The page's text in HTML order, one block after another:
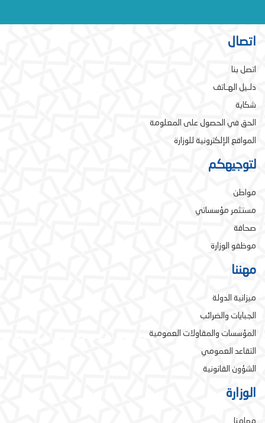
اتصال
اتصل بنا
دلـيل الهـاتف
شكاية
الحق في الحصول على المعلومة
المواقع الإلكترونية للوزارة
لتوجيهكم
مواطن
مستثمر مؤسساتي
صحافة
موظفو الوزارة
مهننا
ميزانية الدولة
الجبايات والضرائب
المؤسسات والمقاولات العمومية
التقاعد العمومي
الشؤون القانونية
الوزارة
مهامنا